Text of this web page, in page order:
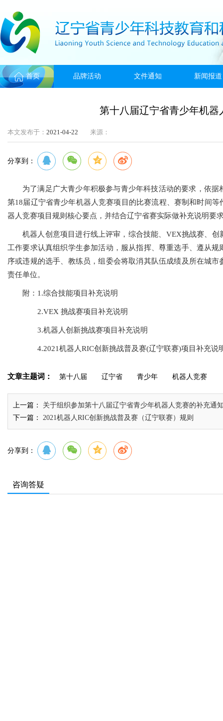
首页 品牌活动 文件通知 新闻报道
第十八届辽宁省青少年机器
本文发布于： 2021-04-22 来源：
分享到：
为了满足广大青少年积极参与青少年科技活动的要求，依
第18届辽宁省青少年机器人竞赛项目的比赛流程、赛制和时间
器人竞赛项目规则核心要点，并结合辽宁省赛实际做补充说明要
机器人创意项目进行线上评审，综合技能、VEX挑战赛、
工作要求认真组织学生参加活动，服从指挥、尊重选手、遵从
序或违规的选手、教练员，组委会将取消其队伍成绩及所在城
责任单位。
附： 1.综合技能项目补充说明
2.VEX 挑战赛项目补充说明
3.机器人创新挑战赛项目补充说明
4.2021机器人RIC创新挑战普及赛(辽宁联赛)项目补充说
文章主题词： 第十八届 辽宁省 青少年 机器人竞赛
上一篇：
关于组织参加第十八届辽宁省青少年机器人竞赛的补充通
下一篇：
2021机器人RIC创新挑战普及赛（辽宁联赛）规则
分享到：
咨询答疑